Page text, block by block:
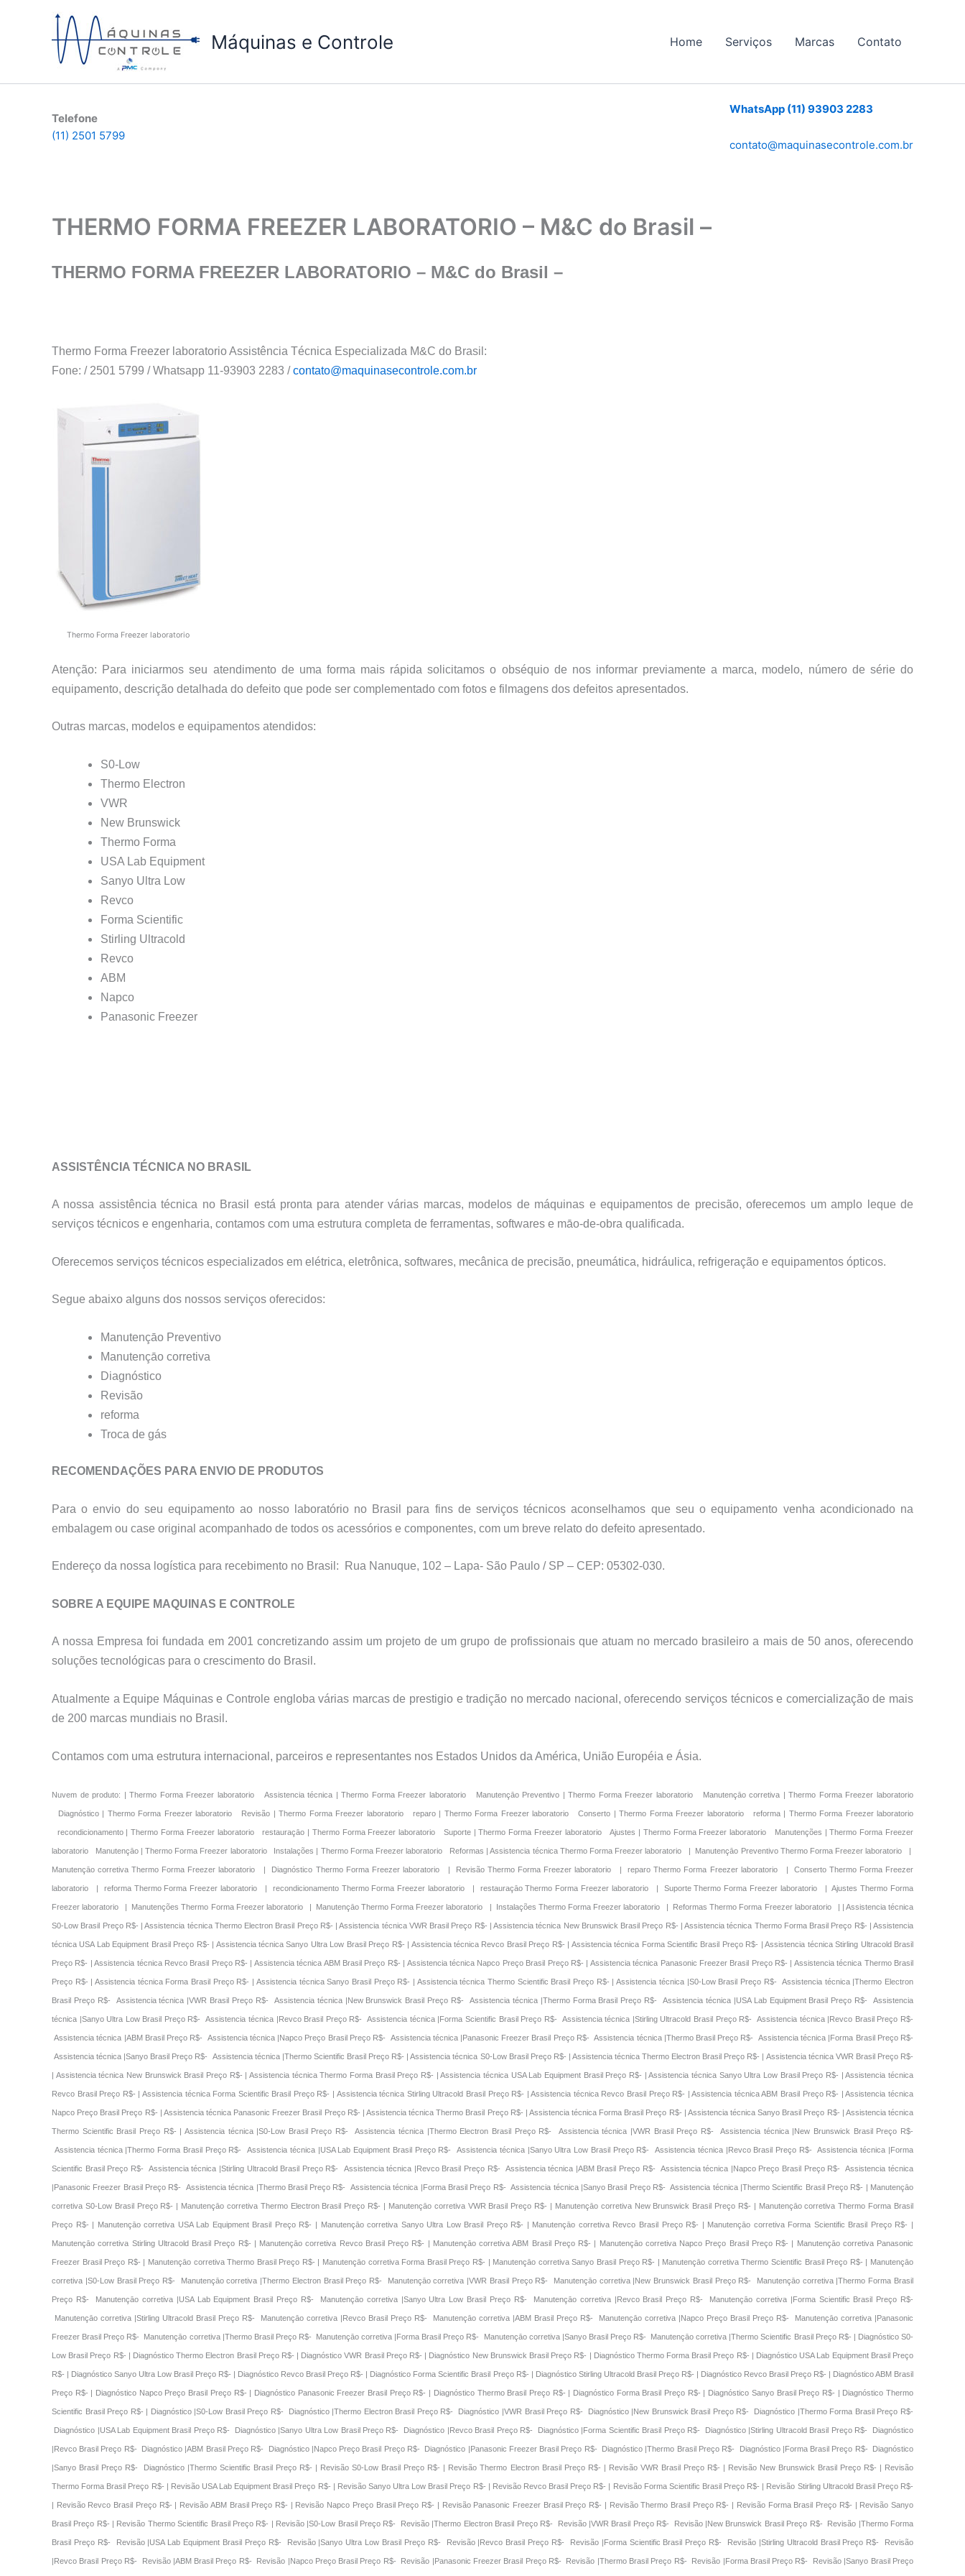
Máquinas e Controle Home Serviços Marcas Contato
Telefone
(11) 2501 5799
WhatsApp (11) 93903 2283
contato@maquinasecontrole.com.br
THERMO FORMA FREEZER LABORATORIO – M&C do Brasil –
THERMO FORMA FREEZER LABORATORIO – M&C do Brasil –
Thermo Forma Freezer laboratorio Assistência Técnica Especializada M&C do Brasil:
Fone: / 2501 5799 / Whatsapp 11-93903 2283 /contato@maquinasecontrole.com.br
Thermo Forma Freezer laboratorio
Atenção: Para iniciarmos seu atendimento de uma forma mais rápida solicitamos o obséquio de nos informar previamente a marca, modelo, número de série do
equipamento, descrição detalhada do defeito que pode ser complementado com fotos e filmagens dos defeitos apresentados.
Outras marcas, modelos e equipamentos atendidos:
S0-Low
Thermo Electron
VWR
New Brunswick
Thermo Forma
USA Lab Equipment
Sanyo Ultra Low
Revco
Forma Scientific
Stirling Ultracold
Revco
ABM
Napco
Panasonic Freezer
ASSISTÊNCIA TÉCNICA NO BRASIL
A nossa assistência técnica no Brasil está pronta para atender várias marcas, modelos de máquinas e equipamentos de precisão, oferecemos um amplo leque de
serviços técnicos e engenharia, contamos com uma estrutura completa de ferramentas, softwares e māo-de-obra qualificada.
Oferecemos serviços técnicos especializados em elétrica, eletrônica, softwares, mecânica de precisão, pneumática, hidráulica, refrigeração e equipamentos ópticos.
Segue abaixo alguns dos nossos serviços oferecidos:
Manutençāo Preventivo
Manutençāo corretiva
Diagnóstico
Revisão
reforma
Troca de gás
RECOMENDAÇÕES PARA ENVIO DE PRODUTOS
Para o envio do seu equipamento ao nosso laboratório no Brasil para fins de serviços técnicos aconselhamos que seu o equipamento venha acondicionado na
embalagem ou case original acompanhado de todos os acessórios e componentes, com um breve relato do defeito apresentado.
Endereço da nossa logística para recebimento no Brasil: Rua Nanuque, 102 – Lapa- São Paulo / SP – CEP: 05302-030.
SOBRE A EQUIPE MAQUINAS E CONTROLE
A nossa Empresa foi fundada em 2001 concretizando assim um projeto de um grupo de profissionais que atuam no mercado brasileiro a mais de 50 anos, oferecendo
soluções tecnológicas para o crescimento do Brasil.
Atualmente a Equipe Máquinas e Controle engloba várias marcas de prestigio e tradição no mercado nacional, oferecendo serviços técnicos e comercialização de mais
de 200 marcas mundiais no Brasil.
Contamos com uma estrutura internacional, parceiros e representantes nos Estados Unidos da América, União Européia e Ásia.
Nuvem de produto: | Thermo Forma Freezer laboratorio Assistencia técnica | Thermo Forma Freezer laboratorio Manutençāo Preventivo | Thermo Forma Freezer laboratorio Manutençāo corretiva | Thermo Forma Freezer laboratorio Diagnóstico | Thermo Forma Freezer laboratorio Revisão | Thermo Forma Freezer laboratorio reparo | Thermo Forma Freezer laboratorio Conserto | Thermo Forma Freezer laboratorio reforma | Thermo Forma Freezer laboratorio recondicionamento | Thermo Forma Freezer laboratorio restauraçāo | Thermo Forma Freezer laboratorio Suporte | Thermo Forma Freezer laboratorio Ajustes | Thermo Forma Freezer laboratorio Manutenções | Thermo Forma Freezer laboratorio Manutençāo | Thermo Forma Freezer laboratorio Instalações | Thermo Forma Freezer laboratorio Reformas | Assistencia técnica Thermo Forma Freezer laboratorio | Manutençāo Preventivo Thermo Forma Freezer laboratorio | Manutençāo corretiva Thermo Forma Freezer laboratorio | Diagnóstico Thermo Forma Freezer laboratorio | Revisão Thermo Forma Freezer laboratorio | reparo Thermo Forma Freezer laboratorio | Conserto Thermo Forma Freezer laboratorio | reforma Thermo Forma Freezer laboratorio | recondicionamento Thermo Forma Freezer laboratorio | restauraçāo Thermo Forma Freezer laboratorio | Suporte Thermo Forma Freezer laboratorio | Ajustes Thermo Forma Freezer laboratorio | Manutenções Thermo Forma Freezer laboratorio | Manutençāo Thermo Forma Freezer laboratorio | Instalações Thermo Forma Freezer laboratorio | Reformas Thermo Forma Freezer laboratorio | | Assistencia técnica S0-Low Brasil Preço R$- | Assistencia técnica Thermo Electron Brasil Preço R$- | Assistencia técnica VWR Brasil Preço R$- | Assistencia técnica New Brunswick Brasil Preço R$- | Assistencia técnica Thermo Forma Brasil Preço R$- | Assistencia técnica USA Lab Equipment Brasil Preço R$- | Assistencia técnica Sanyo Ultra Low Brasil Preço R$- | Assistencia técnica Revco Brasil Preço R$- | Assistencia técnica Forma Scientific Brasil Preço R$- | Assistencia técnica Stirling Ultracold Brasil Preço R$- | Assistencia técnica Revco Brasil Preço R$- | Assistencia técnica ABM Brasil Preço R$- | Assistencia técnica Napco Preço Brasil Preço R$- | Assistencia técnica Panasonic Freezer Brasil Preço R$- | Assistencia técnica Thermo Brasil Preço R$- | Assistencia técnica Forma Brasil Preço R$- | Assistencia técnica Sanyo Brasil Preço R$- | Assistencia técnica Thermo Scientific Brasil Preço R$- | Assistencia técnica |S0-Low Brasil Preço R$- Assistencia técnica |Thermo Electron Brasil Preço R$- Assistencia técnica |VWR Brasil Preço R$- Assistencia técnica |New Brunswick Brasil Preço R$- Assistencia técnica |Thermo Forma Brasil Preço R$- Assistencia técnica |USA Lab Equipment Brasil Preço R$- Assistencia técnica |Sanyo Ultra Low Brasil Preço R$- Assistencia técnica |Revco Brasil Preço R$- Assistencia técnica |Forma Scientific Brasil Preço R$- Assistencia técnica |Stirling Ultracold Brasil Preço R$- Assistencia técnica |Revco Brasil Preço R$- Assistencia técnica |ABM Brasil Preço R$- Assistencia técnica |Napco Preço Brasil Preço R$- Assistencia técnica |Panasonic Freezer Brasil Preço R$- Assistencia técnica |Thermo Brasil Preço R$- Assistencia técnica |Forma Brasil Preço R$- Assistencia técnica |Sanyo Brasil Preço R$- Assistencia técnica |Thermo Scientific Brasil Preço R$- | Assistencia técnica S0-Low Brasil Preço R$- | Assistencia técnica Thermo Electron Brasil Preço R$- | Assistencia técnica VWR Brasil Preço R$- | Assistencia técnica New Brunswick Brasil Preço R$- | Assistencia técnica Thermo Forma Brasil Preço R$- | Assistencia técnica USA Lab Equipment Brasil Preço R$- | Assistencia técnica Sanyo Ultra Low Brasil Preço R$- | Assistencia técnica Revco Brasil Preço R$- | Assistencia técnica Forma Scientific Brasil Preço R$- | Assistencia técnica Stirling Ultracold Brasil Preço R$- | Assistencia técnica Revco Brasil Preço R$- | Assistencia técnica ABM Brasil Preço R$- | Assistencia técnica Napco Preço Brasil Preço R$- | Assistencia técnica Panasonic Freezer Brasil Preço R$- | Assistencia técnica Thermo Brasil Preço R$- | Assistencia técnica Forma Brasil Preço R$- | Assistencia técnica Sanyo Brasil Preço R$- | Assistencia técnica Thermo Scientific Brasil Preço R$- | Assistencia técnica |S0-Low Brasil Preço R$- Assistencia técnica |Thermo Electron Brasil Preço R$- Assistencia técnica |VWR Brasil Preço R$- Assistencia técnica |New Brunswick Brasil Preço R$- Assistencia técnica |Thermo Forma Brasil Preço R$- Assistencia técnica |USA Lab Equipment Brasil Preço R$- Assistencia técnica |Sanyo Ultra Low Brasil Preço R$- Assistencia técnica |Revco Brasil Preço R$- Assistencia técnica |Forma Scientific Brasil Preço R$- Assistencia técnica |Stirling Ultracold Brasil Preço R$- Assistencia técnica |Revco Brasil Preço R$- Assistencia técnica |ABM Brasil Preço R$- Assistencia técnica |Napco Preço Brasil Preço R$- Assistencia técnica |Panasonic Freezer Brasil Preço R$- Assistencia técnica |Thermo Brasil Preço R$- Assistencia técnica |Forma Brasil Preço R$- Assistencia técnica |Sanyo Brasil Preço R$- Assistencia técnica |Thermo Scientific Brasil Preço R$- | Manutençāo corretiva S0-Low Brasil Preço R$- | Manutençāo corretiva Thermo Electron Brasil Preço R$- | Manutençāo corretiva VWR Brasil Preço R$- | Manutençāo corretiva New Brunswick Brasil Preço R$- | Manutençāo corretiva Thermo Forma Brasil Preço R$- | Manutençāo corretiva USA Lab Equipment Brasil Preço R$- | Manutençāo corretiva Sanyo Ultra Low Brasil Preço R$- | Manutençāo corretiva Revco Brasil Preço R$- | Manutençāo corretiva Forma Scientific Brasil Preço R$- | Manutençāo corretiva Stirling Ultracold Brasil Preço R$- | Manutençāo corretiva Revco Brasil Preço R$- | Manutençāo corretiva ABM Brasil Preço R$- | Manutençāo corretiva Napco Preço Brasil Preço R$- | Manutençāo corretiva Panasonic Freezer Brasil Preço R$- | Manutençāo corretiva Thermo Brasil Preço R$- | Manutençāo corretiva Forma Brasil Preço R$- | Manutençāo corretiva Sanyo Brasil Preço R$- | Manutençāo corretiva Thermo Scientific Brasil Preço R$- | Manutençāo corretiva |S0-Low Brasil Preço R$- Manutençāo corretiva |Thermo Electron Brasil Preço R$- Manutençāo corretiva |VWR Brasil Preço R$- Manutençāo corretiva |New Brunswick Brasil Preço R$- Manutençāo corretiva |Thermo Forma Brasil Preço R$- Manutençāo corretiva |USA Lab Equipment Brasil Preço R$- Manutençāo corretiva |Sanyo Ultra Low Brasil Preço R$- Manutençāo corretiva |Revco Brasil Preço R$- Manutençāo corretiva |Forma Scientific Brasil Preço R$- Manutençāo corretiva |Stirling Ultracold Brasil Preço R$- Manutençāo corretiva |Revco Brasil Preço R$- Manutençāo corretiva |ABM Brasil Preço R$- Manutençāo corretiva |Napco Preço Brasil Preço R$- Manutençāo corretiva |Panasonic Freezer Brasil Preço R$- Manutençāo corretiva |Thermo Brasil Preço R$- Manutençāo corretiva |Forma Brasil Preço R$- Manutençāo corretiva |Sanyo Brasil Preço R$- Manutençāo corretiva |Thermo Scientific Brasil Preço R$- | Diagnóstico S0-Low Brasil Preço R$- | Diagnóstico Thermo Electron Brasil Preço R$- | Diagnóstico VWR Brasil Preço R$- | Diagnóstico New Brunswick Brasil Preço R$- | Diagnóstico Thermo Forma Brasil Preço R$- | Diagnóstico USA Lab Equipment Brasil Preço R$- | Diagnóstico Sanyo Ultra Low Brasil Preço R$- | Diagnóstico Revco Brasil Preço R$- | Diagnóstico Forma Scientific Brasil Preço R$- | Diagnóstico Stirling Ultracold Brasil Preço R$- | Diagnóstico Revco Brasil Preço R$- | Diagnóstico ABM Brasil Preço R$- | Diagnóstico Napco Preço Brasil Preço R$- | Diagnóstico Panasonic Freezer Brasil Preço R$- | Diagnóstico Thermo Brasil Preço R$- | Diagnóstico Forma Brasil Preço R$- | Diagnóstico Sanyo Brasil Preço R$- | Diagnóstico Thermo Scientific Brasil Preço R$- | Diagnóstico |S0-Low Brasil Preço R$- Diagnóstico |Thermo Electron Brasil Preço R$- Diagnóstico |VWR Brasil Preço R$- Diagnóstico |New Brunswick Brasil Preço R$- Diagnóstico |Thermo Forma Brasil Preço R$- Diagnóstico |USA Lab Equipment Brasil Preço R$- Diagnóstico |Sanyo Ultra Low Brasil Preço R$- Diagnóstico |Revco Brasil Preço R$- Diagnóstico |Forma Scientific Brasil Preço R$- Diagnóstico |Stirling Ultracold Brasil Preço R$- Diagnóstico |Revco Brasil Preço R$- Diagnóstico |ABM Brasil Preço R$- Diagnóstico |Napco Preço Brasil Preço R$- Diagnóstico |Panasonic Freezer Brasil Preço R$- Diagnóstico |Thermo Brasil Preço R$- Diagnóstico |Forma Brasil Preço R$- Diagnóstico |Sanyo Brasil Preço R$- Diagnóstico |Thermo Scientific Brasil Preço R$- | Revisão S0-Low Brasil Preço R$- | Revisão Thermo Electron Brasil Preço R$- | Revisão VWR Brasil Preço R$- | Revisão New Brunswick Brasil Preço R$- | Revisão Thermo Forma Brasil Preço R$- | Revisão USA Lab Equipment Brasil Preço R$- | Revisão Sanyo Ultra Low Brasil Preço R$- | Revisão Revco Brasil Preço R$- | Revisão Forma Scientific Brasil Preço R$- | Revisão Stirling Ultracold Brasil Preço R$- | Revisão Revco Brasil Preço R$- | Revisão ABM Brasil Preço R$- | Revisão Napco Preço Brasil Preço R$- | Revisão Panasonic Freezer Brasil Preço R$- | Revisão Thermo Brasil Preço R$- | Revisão Forma Brasil Preço R$- | Revisão Sanyo Brasil Preço R$- | Revisão Thermo Scientific Brasil Preço R$- | Revisão |S0-Low Brasil Preço R$- Revisão |Thermo Electron Brasil Preço R$- Revisão |VWR Brasil Preço R$- Revisão |New Brunswick Brasil Preço R$- Revisão |Thermo Forma Brasil Preço R$- Revisão |USA Lab Equipment Brasil Preço R$- Revisão |Sanyo Ultra Low Brasil Preço R$- Revisão |Revco Brasil Preço R$- Revisão |Forma Scientific Brasil Preço R$- Revisão |Stirling Ultracold Brasil Preço R$- Revisão |Revco Brasil Preço R$- Revisão |ABM Brasil Preço R$- Revisão |Napco Preço Brasil Preço R$- Revisão |Panasonic Freezer Brasil Preço R$- Revisão |Thermo Brasil Preço R$- Revisão |Forma Brasil Preço R$- Revisão |Sanyo Brasil Preço R$- Revisão |Thermo Scie